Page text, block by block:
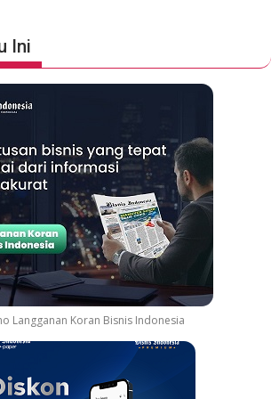
Ini
Langganan Koran Bisnis Indonesia